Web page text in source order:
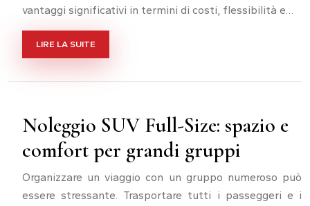
vantaggi significativi in termini di costi, flessibilità e…
LIRE LA SUITE
Noleggio SUV Full-Size: spazio e
comfort per grandi gruppi
Organizzare un viaggio con un gruppo numeroso può
essere stressante. Trasportare tutti i passeggeri e i